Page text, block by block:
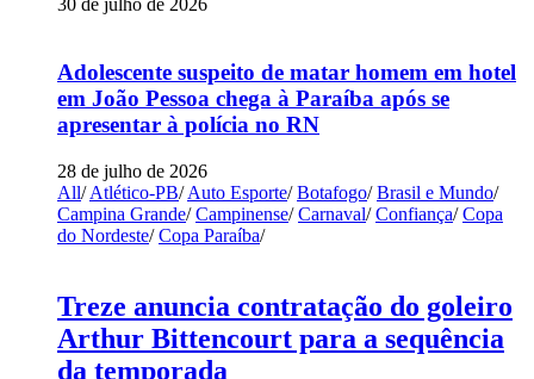
30 de julho de 2026
Adolescente suspeito de matar homem em hotel
em João Pessoa chega à Paraíba após se
apresentar à polícia no RN
28 de julho de 2026
All/ Atlético-PB/ Auto Esporte/ Botafogo/ Brasil e Mundo/
Campina Grande/ Campinense/ Carnaval/ Confiança/ Copa
do Nordeste/ Copa Paraíba/
Treze anuncia contratação do goleiro
Arthur Bittencourt para a sequência
da temporada